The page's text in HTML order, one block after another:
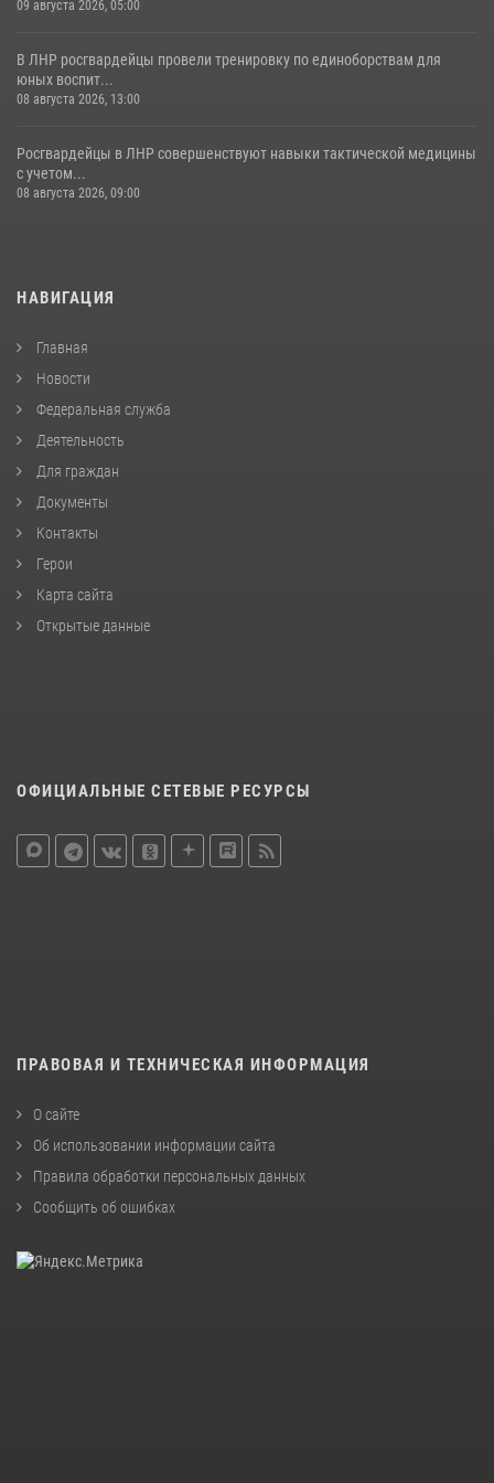
09 августа 2026, 05:00
В ЛНР росгвардейцы провели тренировку по единоборствам для
юных воспит...
08 августа 2026, 13:00
Росгвардейцы в ЛНР совершенствуют навыки тактической медицины
с учетом...
08 августа 2026, 09:00
НАВИГАЦИЯ
Главная
Новости
Федеральная служба
Деятельность
Для граждан
Документы
Контакты
Герои
Карта сайта
Открытые данные
ОФИЦИАЛЬНЫЕ СЕТЕВЫЕ РЕСУРСЫ
ПРАВОВАЯ И ТЕХНИЧЕСКАЯ ИНФОРМАЦИЯ
О сайте
Об использовании информации сайта
Правила обработки персональных данных
Сообщить об ошибках